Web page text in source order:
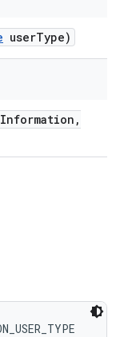
userType)
Information ,